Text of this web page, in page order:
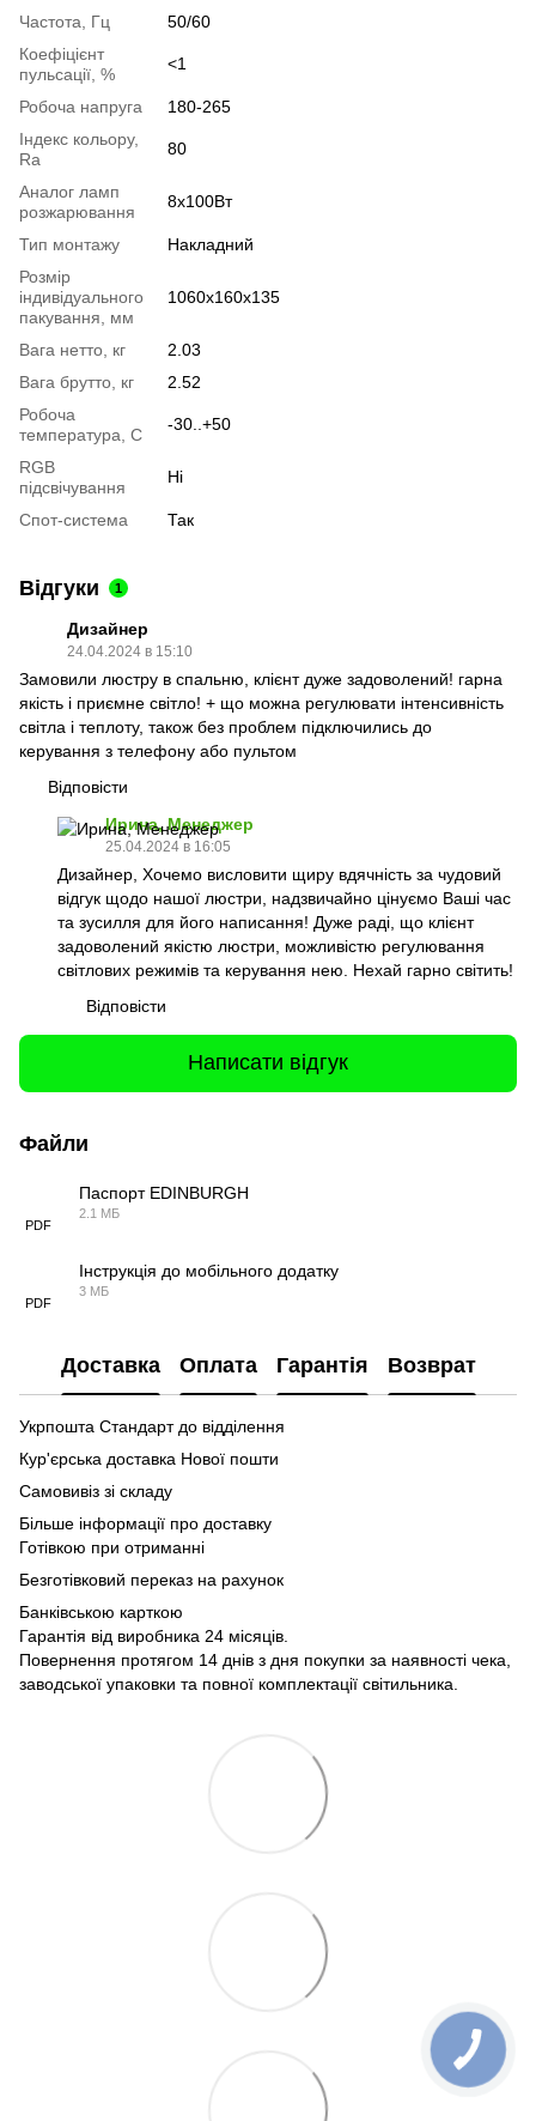
Частота, Гц
50/60
Коефіцієнт
пульсації, %
<1
Робоча напруга
180-265
Індекс кольору,
Ra
80
Аналог ламп
розжарювання
8х100Вт
Тип монтажу
Накладний
Розмір
індивідуального
пакування, мм
1060x160x135
Вага нетто, кг
2.03
Вага брутто, кг
2.52
Робоча
температура, С
-30..+50
RGB
підсвічування
Ні
Спот-система Так
Відгуки 1
Дизайнер
24.04.2024 в 15:10
Замовили люстру в спальню, клієнт дуже задоволений! гарна
якість і приємне світло! + що можна регулювати інтенсивність
світла і теплоту, також без проблем підключились до
керування з телефону або пультом
Відповісти
Ирина, Менеджер
25.04.2024 в 16:05
Дизайнер, Хочемо висловити щиру вдячність за чудовий
відгук щодо нашої люстри, надзвичайно цінуємо Ваші час
та зусилля для його написання! Дуже раді, що клієнт
задоволений якістю люстри, можливістю регулювання
світлових режимів та керування нею. Нехай гарно світить!
Відповісти
Написати відгук
Файли
PDF
Паспорт EDINBURGH
2.1 МБ
PDF
Інструкція до мобільного додатку
3 МБ
Доставка Оплата Гарантія Возврат
Укрпошта Стандарт до відділення
Кур'єрська доставка Нової пошти
Самовивіз зі складу
Більше інформації про доставку
Готівкою при отриманні
Безготівковий переказ на рахунок
Банківською карткою
Гарантія від виробника 24 місяців.
Повернення протягом 14 днів з дня покупки за наявності чека,
заводської упаковки та повної комплектації світильника.